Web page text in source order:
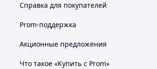
Справка для покупателей
Prom-поддержка
Акционные предложения
Что такое «Купить с Prom»